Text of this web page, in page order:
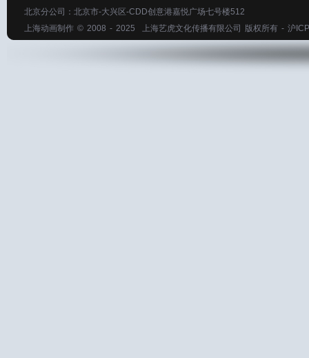
北京分公司：北京市-大兴区-CDD创意港嘉悦广场七号楼512
上海动画制作 © 2008 - 2025 上海艺虎文化传播有限公司 版权所有 - 沪